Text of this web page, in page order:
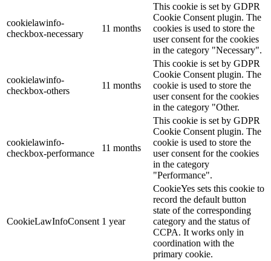
cookielawinfo-
checkbox-necessary
11 months
This cookie is set by GDPR
Cookie Consent plugin. The
cookies is used to store the
user consent for the cookies
in the category "Necessary".
cookielawinfo-
checkbox-others
11 months
This cookie is set by GDPR
Cookie Consent plugin. The
cookie is used to store the
user consent for the cookies
in the category "Other.
cookielawinfo-
checkbox-performance
11 months
This cookie is set by GDPR
Cookie Consent plugin. The
cookie is used to store the
user consent for the cookies
in the category
"Performance".
CookieLawInfoConsent 1 year
CookieYes sets this cookie to
record the default button
state of the corresponding
category and the status of
CCPA. It works only in
coordination with the
primary cookie.